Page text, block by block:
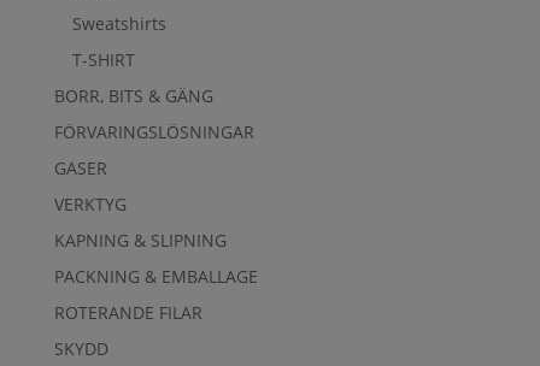
Sweatshirts
T-SHIRT
BORR, BITS & GÄNG
FÖRVARINGSLÖSNINGAR
GASER
VERKTYG
KAPNING & SLIPNING
PACKNING & EMBALLAGE
ROTERANDE FILAR
SKYDD